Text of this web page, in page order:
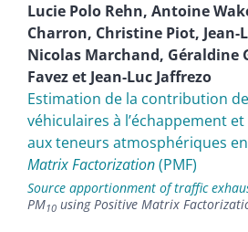
Lucie Polo Rehn, Antoine
Charron, Christine Piot, Jean-
Nicolas Marchand, Géraldine
Favezet Jean-Luc Jaffrezo
Estimation de la contribution
véhiculaires à l’échappement
aux teneurs atmosphériques
Matrix Factorization(PMF)
Source apportionment of traffic
PM10 using Positive Matrix